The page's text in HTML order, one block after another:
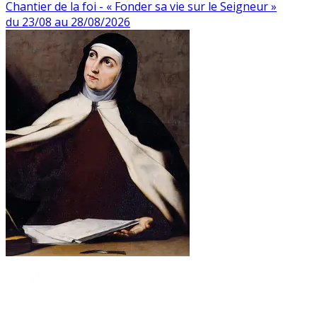
Chantier de la foi - « Fonder sa vie sur le Seigneur »
du 23/08 au 28/08/2026